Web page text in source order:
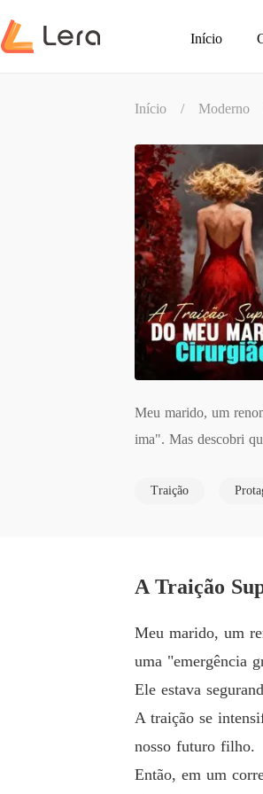
Início
Início / Moderno
Meu marido, um
ima". Mas descobri
Ele estava
Então, em um
inha visto na vida.
Depois que ele
"Assine", eu disse,
Traição
A Traição
Meu marido, um
uma "emergência
Ele estava
A traição se
nosso futuro filho.
Então, em um